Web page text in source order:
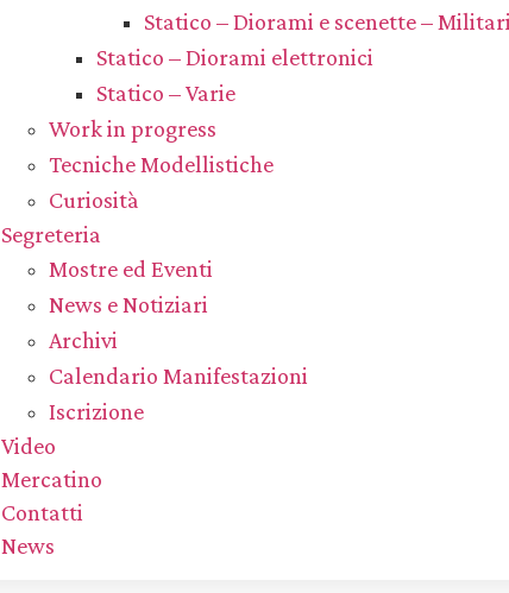
Statico – Diorami e scenette – Militari
Statico – Diorami elettronici
Statico – Varie
Work in progress
Tecniche Modellistiche
Curiosità
Segreteria
Mostre ed Eventi
News e Notiziari
Archivi
Calendario Manifestazioni
Iscrizione
Video
Mercatino
Contatti
News